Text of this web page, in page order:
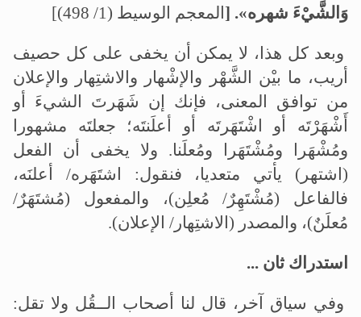
وَالشَّيْءَ شهره». [ المعجم الوسيط (1/ 498)]
وبعد كل هذا، لا يمكن أن يخفى على كل حصيف
أريب، ما بيْن الشَّهْر والإشْهار والاشتِهار والإعلان
من توافق المعنى، فإنك إن شَهَرتَ الشيءَ أو
أَشْهَرْتَه أو اشْتَهَرتَه أو أعلَنتَه؛ جعلتَه مشهورا
ومُشْهَرا ومُشْتَهَرا ومُعلَنا. ولا يخفى أن الفعل
(اشتهر) يأتي متعديا، فنقول: اشتَهَره/ أعلنَه،
فالفاعل (مُشْتَهِرٌ/ مُعلِن)، والمفعول (مُشتَهَرٌ/
مُعلَنٌ)، والمصدر (الاشتِهار/ الإعلان).
استدراك ثان ...
وفي سياق آخر، قال لنا أصحاب الــقُل ولا تقل: